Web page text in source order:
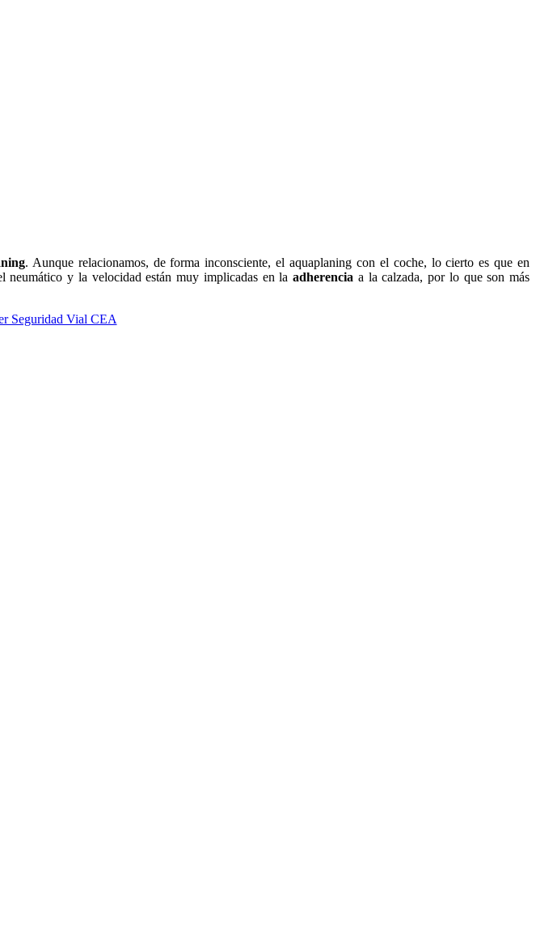
. Aunque relacionamos, de forma inconsciente, el aquaplaning con el coche, lo cierto es que en
neumático y la velocidad están muy implicadas en la adherencia a la calzada, por lo que son más